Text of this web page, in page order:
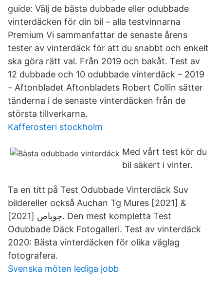
guide: Välj de bästa dubbade eller odubbade
vinterdäcken för din bil – alla testvinnarna
Premium Vi sammanfattar de senaste årens
tester av vinterdäck för att du snabbt och enkelt
ska göra rätt val. Från 2019 och bakåt. Test av
12 dubbade och 10 odubbade vinterdäck – 2019
– Aftonbladet Aftonbladets Robert Collin sätter
tänderna i de senaste vinterdäcken från de
största tillverkarna.
Kafferosteri stockholm
Med vårt test kör du
bil säkert i vinter.
Ta en titt på Test Odubbade Vinterdäck Suv
bildereller också Auchan Tg Mures [2021] &
جوباص [2021]. Den mest kompletta Test
Odubbade Däck Fotogalleri. Test av vinterdäck
2020: Bästa vinterdäcken för olika väglag
fotografera.
Svenska möten lediga jobb